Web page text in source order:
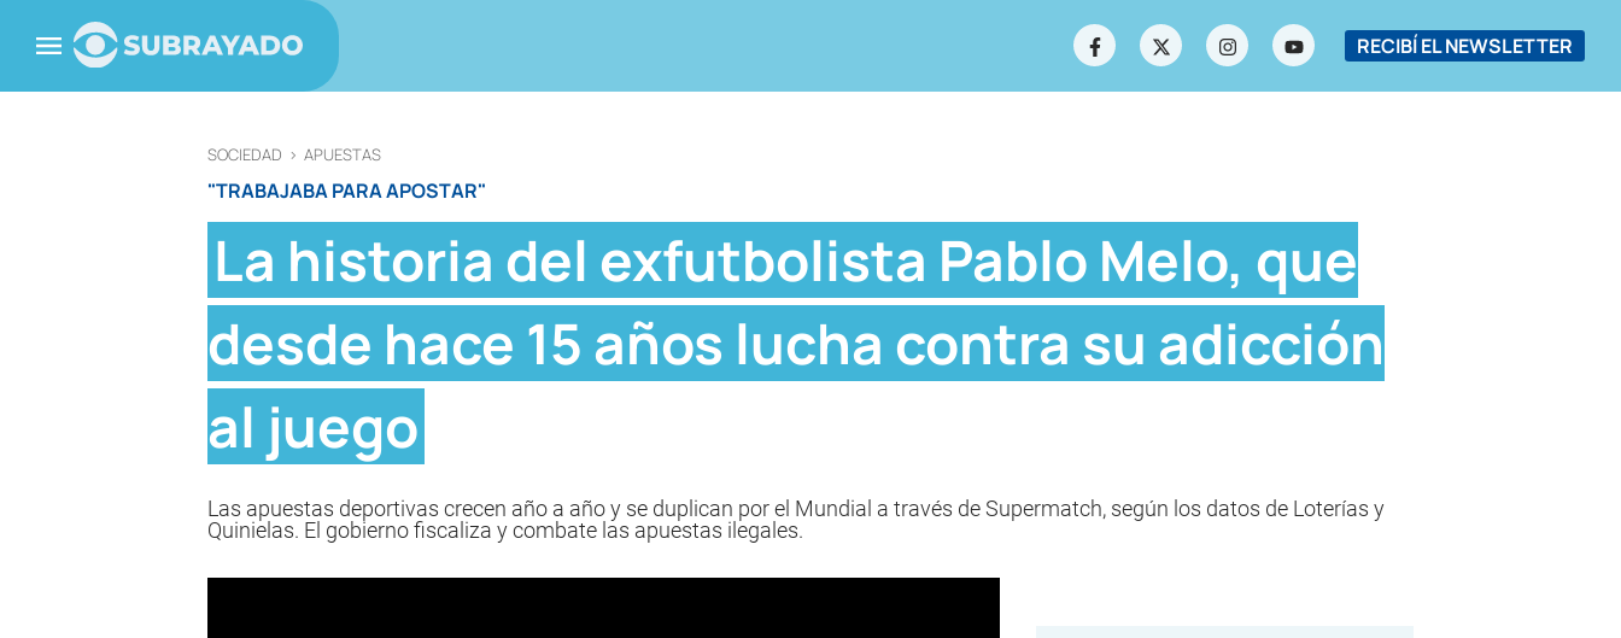
RECIBÍ EL NEWSLETTER
SOCIEDAD > APUESTAS
"TRABAJABA PARA APOSTAR"
La historia del exfutbolista Pablo Melo, que
desde hace 15 años lucha contra su adicción
al juego
Las apuestas deportivas crecen año a año y se duplican por el Mundial a través de Supermatch, según los datos de Loterías y
Quinielas. El gobierno fiscaliza y combate las apuestas ilegales.